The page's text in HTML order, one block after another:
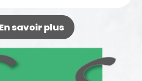
En savoir plus